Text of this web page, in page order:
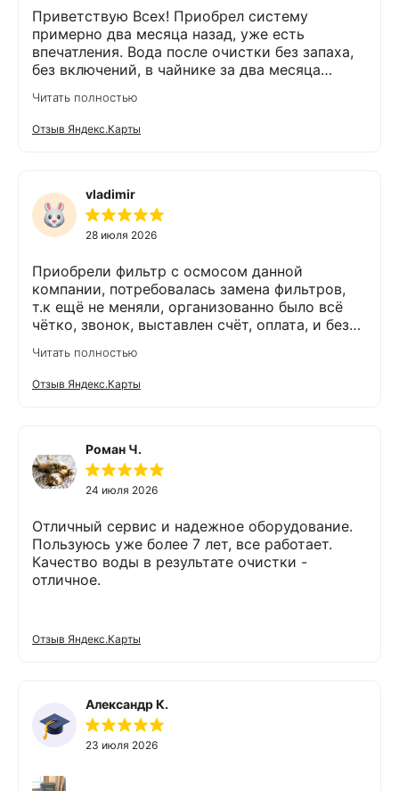
Приветствую Всех! Приобрел систему
примерно два месяца назад, уже есть
впечатления. Вода после очистки без запаха,
без включений, в чайнике за два месяца
работает. Оборудование, несмотря на
размеры, поставили компактно, сбоев не
было. Спасибо Экодару за хорошую работу.
Читать полностью
Отзыв Яндекс.Карты
vladimir
28 июля 2026
Приобрели фильтр с осмосом данной
компании, потребовалась замена фильтров,
т.к ещё не меняли, организованно было всё
чётко, звонок, выставлен счёт, оплата, и без
выполнено (всё чётко без шума и пыли),
приятно работать с грамотными,
обязательными людьми. Спасибо
Читать полностью
Отзыв Яндекс.Карты
Роман Ч.
24 июля 2026
Отличный сервис и надежное оборудование.
Пользуюсь уже более 7 лет, все работает.
Качество воды в результате очистки -
отличное.
Отзыв Яндекс.Карты
Александр К.
23 июля 2026